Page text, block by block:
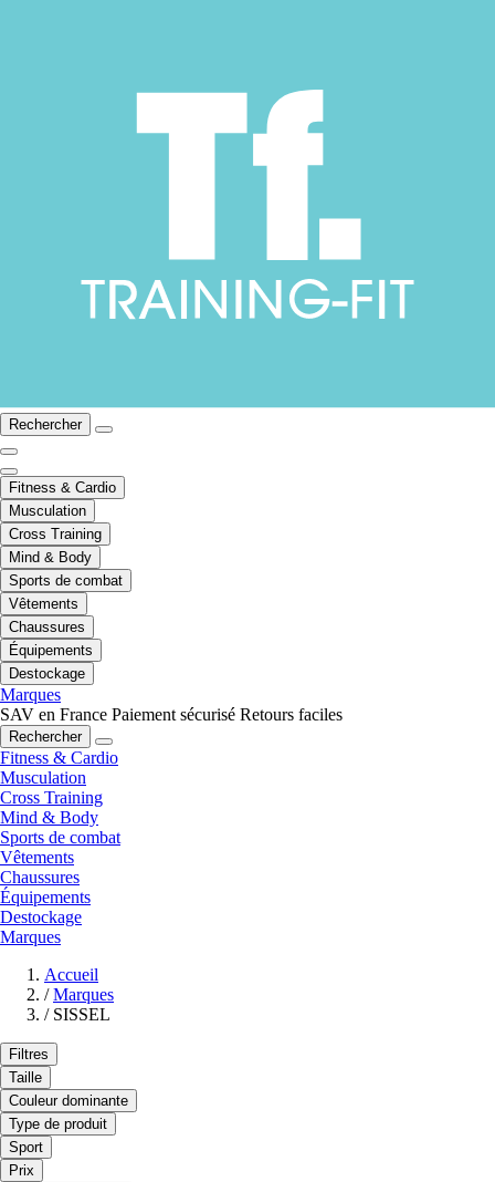
Rechercher
Fitness & Cardio
Musculation
Cross Training
Mind & Body
Sports de combat
Vêtements
Chaussures
Équipements
Destockage
Marques
SAV en France Paiement sécurisé Retours faciles
Rechercher
Fitness & Cardio
Musculation
Cross Training
Mind & Body
Sports de combat
Vêtements
Chaussures
Équipements
Destockage
Marques
Accueil
/ Marques
/ SISSEL
Filtres
Taille
Couleur dominante
Type de produit
Sport
Prix